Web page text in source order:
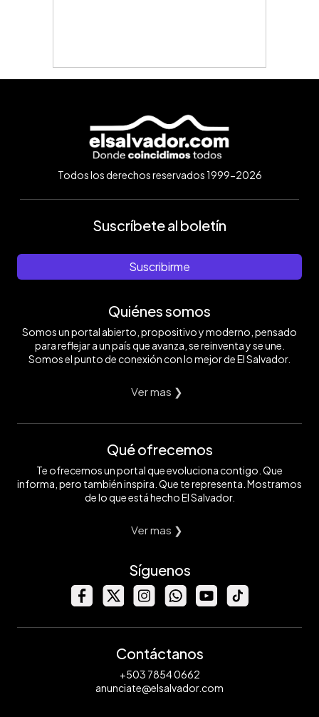
Todos los derechos reservados 1999-2026
Suscríbete al boletín
Suscribirme
Quiénes somos
Somos un portal abierto, propositivo y moderno, pensado
para reflejar a un país que avanza, se reinventa y se une.
Somos el punto de conexión con lo mejor de El Salvador.
Ver mas ❯
Qué ofrecemos
Te ofrecemos un portal que evoluciona contigo. Que
informa, pero también inspira. Que te representa. Mostramos
de lo que está hecho El Salvador.
Ver mas ❯
Síguenos
Contáctanos
+503 7854 0662
anunciate@elsalvador.com